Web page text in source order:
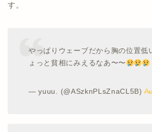
す。
やっぱりウェーブだから胸の位置低
ょっと貧相にみえるなあ〜〜
— yuuu. (@ASzknPLsZnaCL5B)